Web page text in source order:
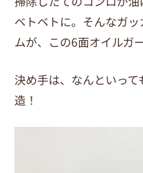
ベトベトに。そんなガ
ムが、この6面オイルガ
決め手は、なんといっ
造！